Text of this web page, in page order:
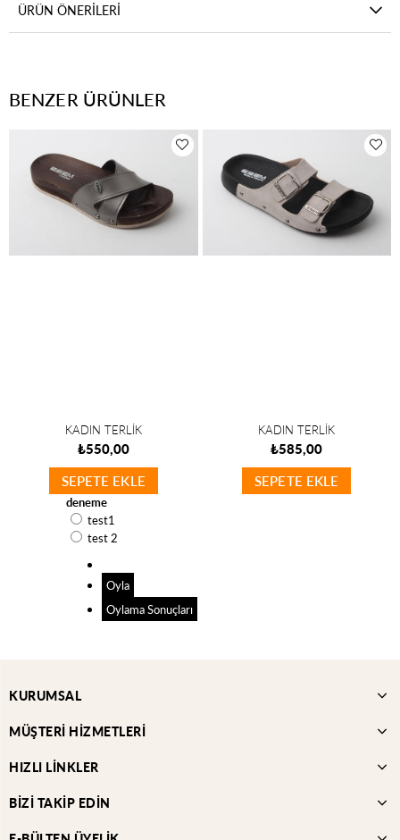
ÜRÜN ÖNERILERI
BENZER ÜRÜNLER
KADIN TERLİK
₺550,00
SEPETE EKLE
KADIN TERLİK
₺585,00
SEPETE EKLE
deneme
test1
test 2
Oyla
Oylama Sonuçları
KURUMSAL
MÜŞTERİ HİZMETLERİ
HIZLI LİNKLER
BİZİ TAKİP EDİN